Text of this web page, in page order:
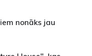
nonāks jau